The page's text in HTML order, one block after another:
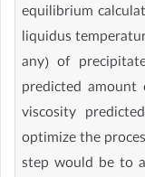
equilibrium
liquidus
any) of
predicted
viscosity
optimize the
step would be to